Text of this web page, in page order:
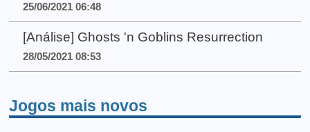
25/06/2021 06:48
[Análise] Ghosts 'n Goblins Resurrection
28/05/2021 08:53
Jogos mais novos